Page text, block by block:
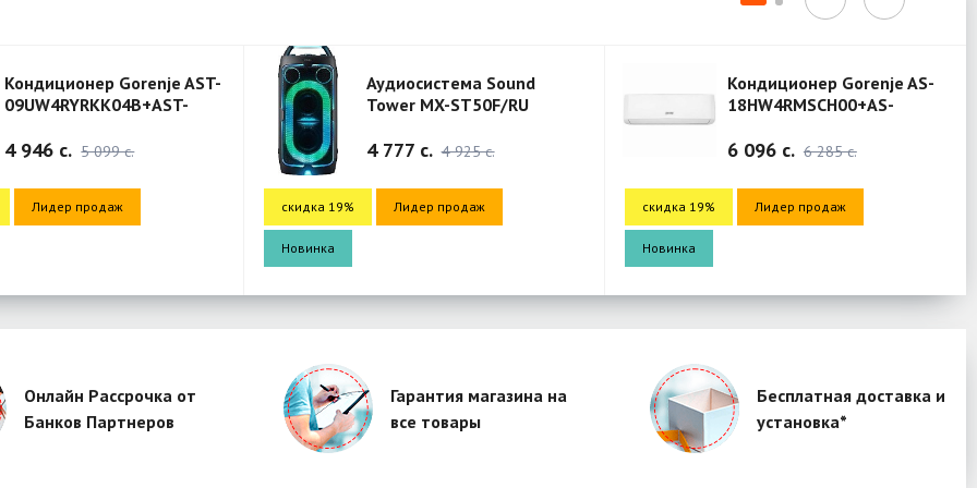
Аудиосистема Sound
Tower MX-ST50F/RU
4 777 c. 4 925 c.
19% Лидер продаж
Кондиционер Gorenje AS-
18HW4RMSCH00+AS-
6 096 c. 6 285 c.
скидка 19% Лидер продаж
Новинка
Кондиционер Gorenje
12HW4RLRCH01A+AS-
4 302 c. 4 435 c.
скидка 19% Лидер продаж
Новинка
Онлайн Рассрочка от
Банков Партнеров
Гарантия магазина на
все товары
Бесплатная доставка и
установка*